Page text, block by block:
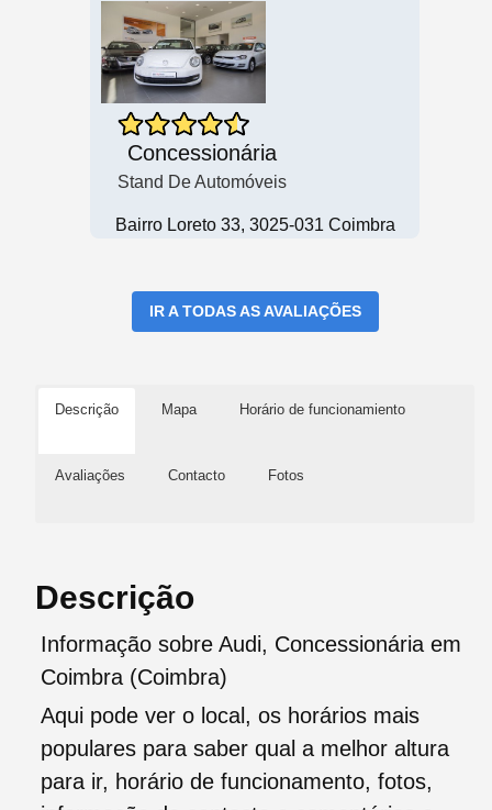
Concessionária
Stand De Automóveis
Bairro Loreto 33, 3025-031 Coimbra
IR A TODAS AS AVALIAÇÕES
Descrição Mapa Horário de funcionamiento
Avaliações Contacto Fotos
Descrição
Informação sobre Audi, Concessionária em
Coimbra (Coimbra)
Aqui pode ver o local, os horários mais
populares para saber qual a melhor altura
para ir, horário de funcionamento, fotos,